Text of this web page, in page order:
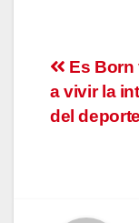
de
Es Born
a vivir la
del deporte